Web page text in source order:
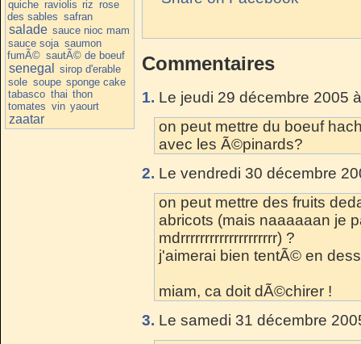
quiche raviolis riz rose
des sables safran
salade sauce nioc mam
sauce soja saumon
fumÃ© sautÃ© de boeuf
senegal
sirop d'erable
sole soupe sponge cake
tabasco thai thon
tomates vin yaourt
zaatar
Commentaires
1. Le jeudi 29 décembre 2005
on peut mettre du boeuf
avec les Ã©pinards?
2. Le vendredi 30 décembre
on peut mettre des fruits
abricots (mais naaaaaan je
mdrrrrrrrrrrrrrrrrrrrr) ?
j'aimerai bien tentÃ© en
miam, ca doit dÃ©chirer !
3. Le samedi 31 décembre